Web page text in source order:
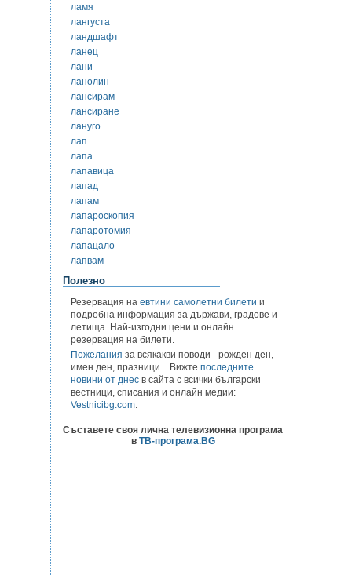
ламя
лангуста
ландшафт
ланец
лани
ланолин
лансирам
лансиране
лануго
лап
лапа
лапавица
лапад
лапам
лапароскопия
лапаротомия
лапацало
лапвам
Полезно
Резервация на евтини самолетни билети и
подробна информация за държави, градове и
летища. Най-изгодни цени и онлайн
резервация на билети.
Пожелания за всякакви поводи - рожден ден,
имен ден, празници... Вижте последните
новини от днес в сайта с всички български
вестници, списания и онлайн медии:
Vestnicibg.com.
Съставете своя лична телевизионна програма
в ТВ-програма.BG